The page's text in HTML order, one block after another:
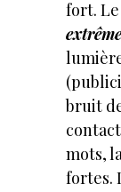
fort.
extrême
bruit
mots,
fortes.